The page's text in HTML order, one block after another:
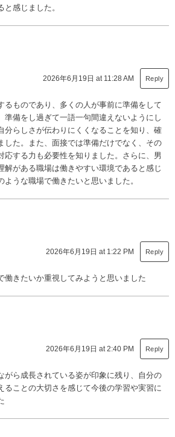
感じました。
2026年6月19日 at 11:28 AM Reply
るものであり、多くの人が事前に準備をして
準備をし過ぎて一語一句間違えないようにし
分らしさが伝わりにくくなることを知り、確
した。また、面接では準備だけでなく、その
応する力も必要性を知りました。さらに、男
解がある職場は働きやすい環境であると感じ
ような職場で働きたいと思いました。
2026年6月19日 at 1:22 PM Reply
働きたいか重視してみようと思いました
2026年6月19日 at 2:40 PM Reply
がら成長されている姿が印象に残り、自分の
ることの大切さを感じて今後の学習や実習に